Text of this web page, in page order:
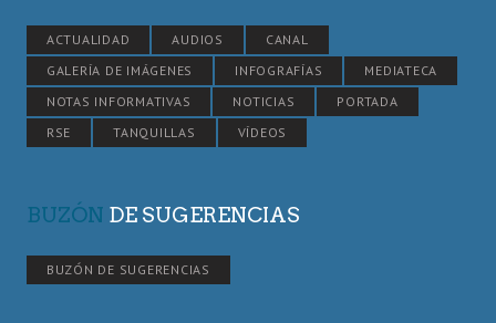
ACTUALIDAD AUDIOS
CANAL
GALERÍA DE IMÁGENES
INFOGRAFÍAS
MEDIATECA
NOTAS INFORMATIVAS
NOTICIAS
PORTADA
RSE
TANQUILLAS VÍDEOS
BUZÓN DE SUGERENCIAS
BUZÓN DE SUGERENCIAS